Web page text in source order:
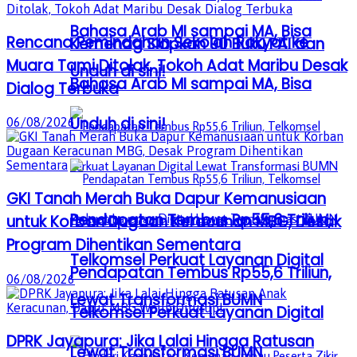
Bahasa Arab MI sampai MA, Bisa
Unduh di sini!
Pendapatan Tembus Rp55,6 Triliun,
Telkomsel Perkuat Layanan Digital
Lewat Transformasi BUMN
Kemenag Siapkan 90 Buku PAI dan
Bahasa Arab MI sampai MA, Bisa
Unduh di sini!
Pendapatan Tembus Rp55,6 Triliun,
Telkomsel Perkuat Layanan Digital
Lewat Transformasi BUMN
Rencana Pemindahan Sekolah Rakyat ke
Muara Tami Ditolak, Tokoh Adat Maribu Desak
Dialog Terbuka
06/08/2026
GKI Tanah Merah Buka Dapur Kemanusiaan
untuk Korban Dugaan Keracunan MBG, Desak
Program Dihentikan Sementara
06/08/2026
DPRK Jayapura: Jika Lalai Hingga Ratusan